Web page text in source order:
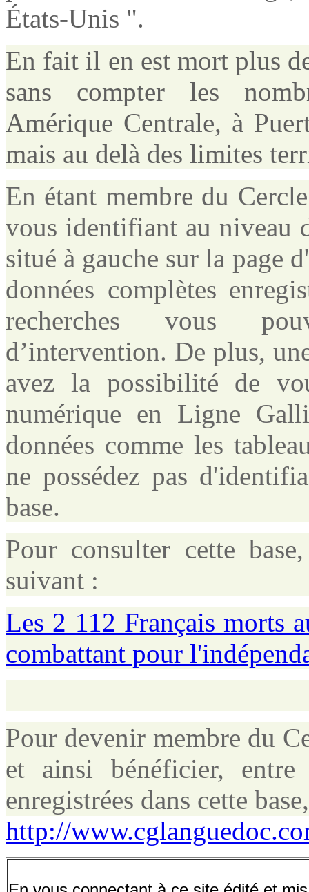
États-Unis ".
En fait il en est mort plus
sans compter les
Amérique Centrale, à
mais au delà des limites
En étant membre du
vous identifiant au niveau
situé à gauche sur la page
données complètes
recherches vous
d’intervention. De plus,
avez la possibilité de
numérique en Ligne
données comme les
ne possédez pas
base.
Pour consulter cette
suivant :
Les 2 112 Français morts
combattant pour
Pour devenir membre du
et ainsi bénéficier, entre
enregistrées dans cette
http://